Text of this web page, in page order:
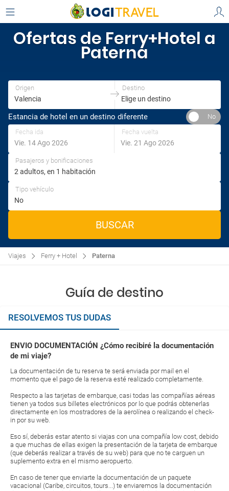
Ofertas de Ferry+Hotel a
Paterna
Origen Destino
Estancia de hotel en un destino diferente
Fecha ida Fecha vuelta
Pasajeros y bonificaciones
Tipo vehículo
BUSCAR
Viajes Ferry + Hotel Paterna
Guía de destino
RESOLVEMOS TUS DUDAS
ENVIO DOCUMENTACIÓN ¿Cómo recibiré la documentación
de mi viaje?
La documentación de tu reserva te será enviada por mail en el
momento que el pago de la reserva esté realizado completamente.
Respecto a las tarjetas de embarque, casi todas las compañías aéreas
tienen ya todos sus billetes electrónicos por lo que podrás obtenerlas
directamente en los mostradores de la aerolínea o realizando el check-
in por su web.
Eso sí, deberás estar atento si viajas con una compañía low cost, debido
a que muchas de ellas exigen la presentación de la tarjeta de embarque
(que deberás realizar a través de su web) para que no te carguen un
suplemento extra en el mismo aeropuerto.
En caso de tener que enviarte la documentación de un paquete
vacacional (Caribe, circuitos, tours...) te enviaremos la documentación